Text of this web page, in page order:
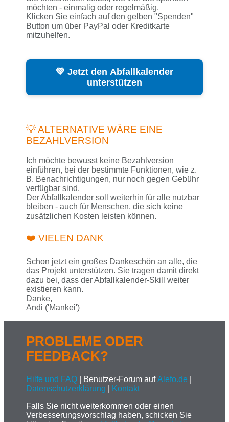
möchten - einmalig oder regelmäßig.
Klicken Sie einfach auf den gelben "Spenden"
Button um über PayPal oder Kreditkarte
mitzuhelfen.
💚 Jetzt den Abfallkalender
unterstützen
💡 ALTERNATIVE WÄRE EINE
BEZAHLVERSION
Ich möchte bewusst keine Bezahlversion
einführen, bei der bestimmte Funktionen, wie z.
B. Benachrichtigungen, nur noch gegen Gebühr
verfügbar sind.
Der Abfallkalender soll weiterhin für alle nutzbar
bleiben - auch für Menschen, die sich keine
zusätzlichen Kosten leisten können.
❤️ VIELEN DANK
Schon jetzt ein großes Dankeschön an alle, die
das Projekt unterstützen. Sie tragen damit direkt
dazu bei, dass der Abfallkalender-Skill weiter
existieren kann.
Danke,
Andi ('Mankei')
PROBLEME ODER
FEEDBACK?
Hilfe und FAQ | Benutzer-Forum aufAlefo.de
Datenschutzerklärung
Kontakt
Falls Sie nicht weiterkommen oder einen
Verbesserungsvorschlag haben, schicken Sie